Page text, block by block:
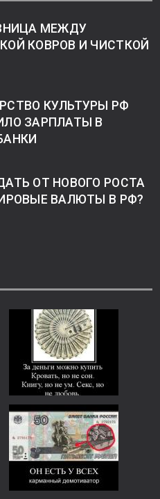
МЕЖДУ
КОВРОВ И ЧИСТКОЙ
КУЛЬТУРЫ РФ
ЗАРПЛАТЫ В
ОТ НОВОГО РОСТА
ВАЛЮТЫ В РФ?